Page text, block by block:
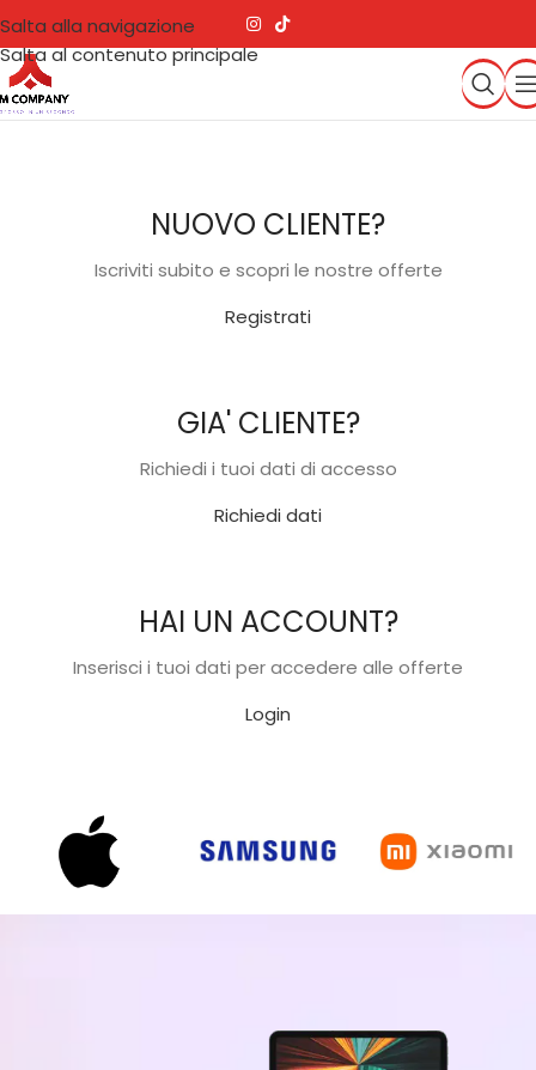
Salta alla navigazione
Salta al contenuto principale
NUOVO CLIENTE?
Iscriviti subito e scopri le nostre offerte
Registrati
GIA' CLIENTE?
Richiedi i tuoi dati di accesso
Richiedi dati
HAI UN ACCOUNT?
Inserisci i tuoi dati per accedere alle offerte
Login